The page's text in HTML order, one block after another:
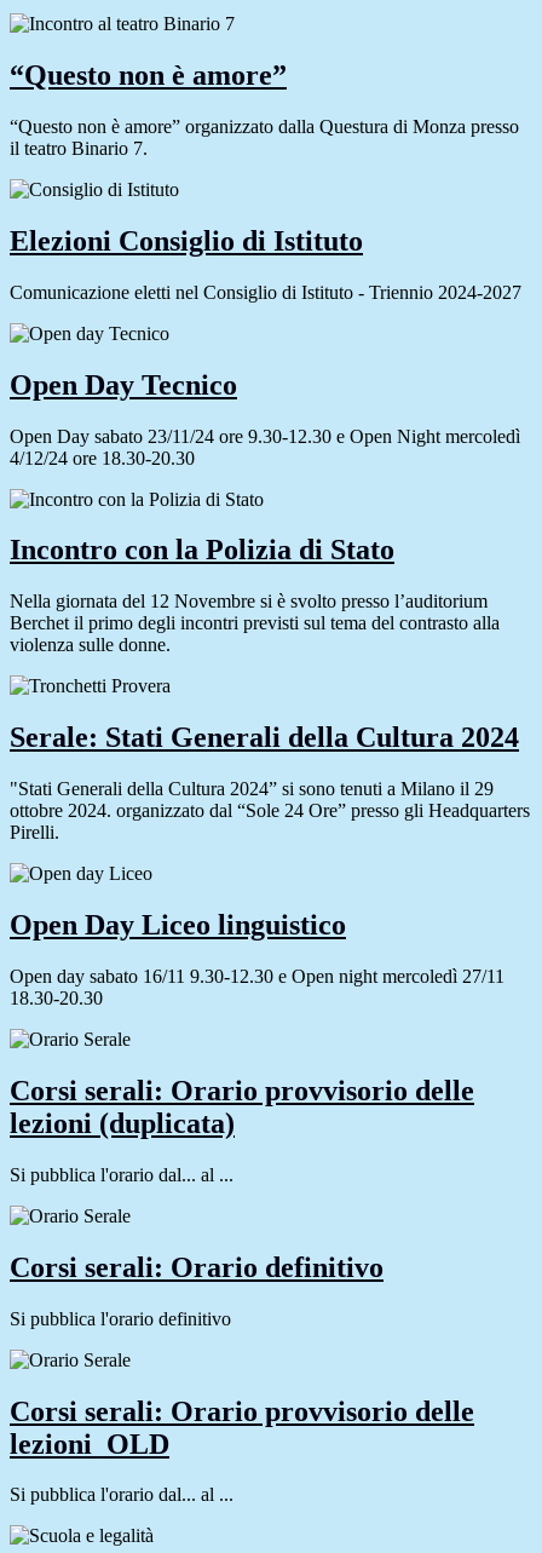
“Questo non è amore”
“Questo non è amore” organizzato dalla Questura di Monza presso
il teatro Binario 7.
Elezioni Consiglio di Istituto
Comunicazione eletti nel Consiglio di Istituto - Triennio 2024-2027
Open Day Tecnico
Open Day sabato 23/11/24 ore 9.30-12.30 e Open Night mercoledì
4/12/24 ore 18.30-20.30
Incontro con la Polizia di Stato
Nella giornata del 12 Novembre si è svolto presso l’auditorium
Berchet il primo degli incontri previsti sul tema del contrasto alla
violenza sulle donne.
Serale: Stati Generali della Cultura 2024
"Stati Generali della Cultura 2024” si sono tenuti a Milano il 29
ottobre 2024. organizzato dal “Sole 24 Ore” presso gli Headquarters
Pirelli.
Open Day Liceo linguistico
Open day sabato 16/11 9.30-12.30 e Open night mercoledì 27/11
18.30-20.30
Corsi serali: Orario provvisorio delle
lezioni (duplicata)
Si pubblica l'orario dal... al ...
Corsi serali: Orario definitivo
Si pubblica l'orario definitivo
Corsi serali: Orario provvisorio delle
lezioni_OLD
Si pubblica l'orario dal... al ...